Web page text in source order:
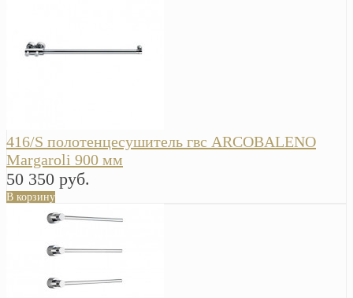
416/S полотенцесушитель гвс ARCOBALENO
Margaroli 900 мм
50 350 руб.
В корзину